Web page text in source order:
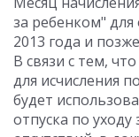
за ребенком"
2013 года и
В связи с тем,
для исчисления
будет
отпуска по